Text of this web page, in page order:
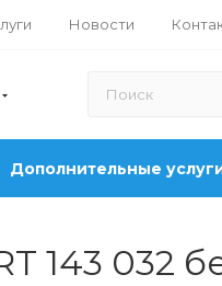
Новости
Дополнительные
143 032